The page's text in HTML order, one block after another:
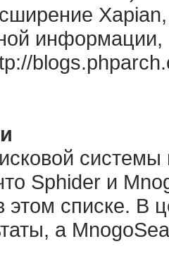
информации,
Sphider и
этом списке. В
а